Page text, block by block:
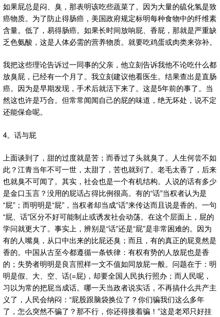
如果屁总是闷、臭，那表明该吃些蔬菜了。因为大量的硫化氢是致
癌物质。为了防止得肠癌，美国政府规定标明每种食物中的纤维素
含量。低了，易得肠癌。如果长时间放响屁、香屁，那就是严重缺
乏色氨酸，这是人体必需的营养物质。就要吃鸡蛋或肉类来弥补。
我把这些理论告诉过一同事的父亲，他立刻告诉我他不论吃什么都
放臭屁，已经有一个月了。我立刻建议他看医生。结果查出是直肠
癌。因为是早期发现，手术后就活下来了。这是5年前的事了。当
然这也许是巧合。但常常闻闻自己的屁的味道，绝无坏处，说不定
还能保命呢。
4。话与屁
上面谈到了，甜的过度就是苦；而香过了头就臭了。人生何尝不如
此？江青当年不可一世，太甜了，苦也就到了。老毛太香了，后来
也就臭不可闻了。其实，社会也是一个有机结构。人说的话有多少
是金口玉言？没用的屁话占得比例很高。有的“话”当权者认为是
“屁”；而明明是“屁”，当权者却当成“话”来传达而且说是香的。一句
“屁、话”区分不好可能制止或诱发社会动荡。在这个层面上，屁的
学问就更大了。事实上，辨别是“话”还是“屁”是非常困难的。因为
有的人嘴臭，从口中出来的比屁还臭；而且，有的真正的屁竟然是
香的。中国从古至今都遵循一条铁律：有权有势的人放屁也是香
的；失势者明明是良言照样一文不值如同放屁一般。问题在于：明
明是假、大、空、话(=屁)，却要全国人民执行照办；而人民呢，
习以为常的把屁当成话。哪一天当政者说实话，不再搞什么共产主
义了，人民会纳闷：“屁股跟脑袋换位了？你们骗我们这么多年
了，怎么突然不骗了？那不行，你还得接着骗！”这是老邓只好挂